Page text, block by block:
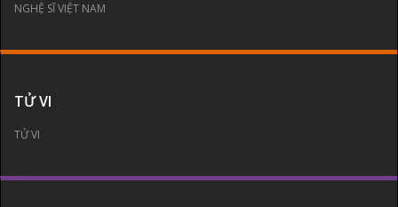
NGHỆ SĨ VIỆT NAM
TỬ VI
TỬ VI